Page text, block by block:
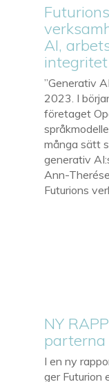
Futurions
AI,
integritet
”Generativ
2023. I
företaget
många sätt
generativ
Ann-
Futurions
NY
parterna
I en ny
ger Futurion